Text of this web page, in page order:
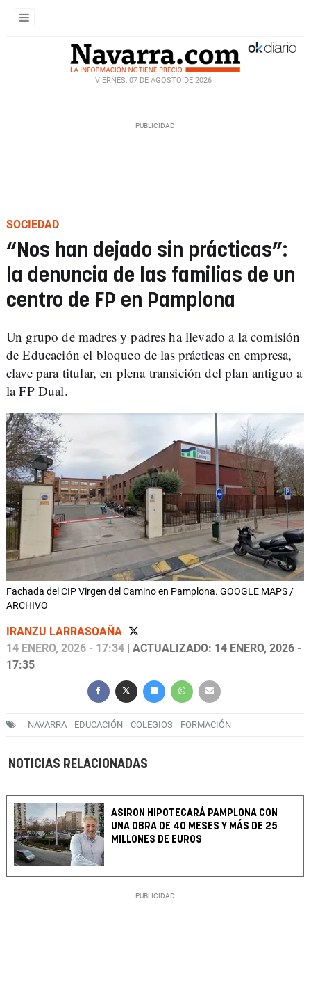
VIERNES, 07 DE AGOSTO DE 2026
SOCIEDAD
“Nos han dejado sin prácticas”:
la denuncia de las familias de un
centro de FP en Pamplona
Un grupo de madres y padres ha llevado a la comisión
de Educación el bloqueo de las prácticas en empresa,
clave para titular, en plena transición del plan antiguo a
la FP Dual.
Fachada del CIP Virgen del Camino en Pamplona. GOOGLE MAPS /
ARCHIVO
IRANZU LARRASOAÑA
14 ENERO, 2026 - 17:34 | ACTUALIZADO: 14 ENERO, 2026 -
17:35
NAVARRA EDUCACIÓN COLEGIOS FORMACIÓN
NOTICIAS RELACIONADAS
ASIRON HIPOTECARÁ PAMPLONA CON
UNA OBRA DE 40 MESES Y MÁS DE 25
MILLONES DE EUROS